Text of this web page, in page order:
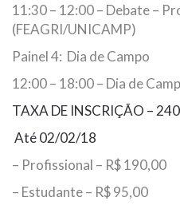
11:30 – 12:00 – Debate –
(FEAGRI/UNICAMP)
Painel 4: Dia de Campo
12:00 – 18:00 – Dia de
TAXA DE INSCRIÇÃO –
Até 02/02/18
– Profissional – R$ 190,00
– Estudante – R$ 95,00